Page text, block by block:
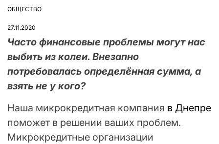
ОПУБЛІКУВАТИ
ОБЩЕСТВО
27.11.2020
Часто финансовые проблемы могут нас
выбить из колеи. Внезапно
потребовалась определённая сумма, а
взять не у кого?
Наша микрокредитная компания в Днепре
поможет в решении ваших проблем.
Микрокредитные организации